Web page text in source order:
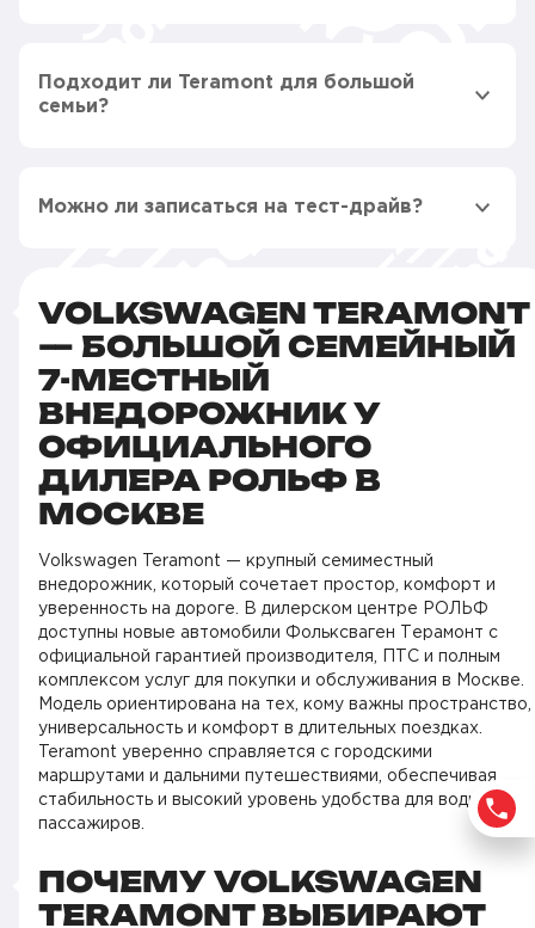
Подходит ли Teramont для большой
семьи?
Можно ли записаться на тест-драйв?
VOLKSWAGEN TERAMONT
— БОЛЬШОЙ СЕМЕЙНЫЙ
7-МЕСТНЫЙ
ВНЕДОРОЖНИК У
ОФИЦИАЛЬНОГО
ДИЛЕРА РОЛЬФ В
МОСКВЕ
Volkswagen Teramont — крупный семиместный
внедорожник, который сочетает простор, комфорт и
уверенность на дороге. В дилерском центре РОЛЬФ
доступны новые автомобили Фольксваген Терамонт с
официальной гарантией производителя, ПТС и полным
комплексом услуг для покупки и обслуживания в Москве.
Модель ориентирована на тех, кому важны пространство,
универсальность и комфорт в длительных поездках.
Teramont уверенно справляется с городскими
маршрутами и дальними путешествиями, обеспечивая
стабильность и высокий уровень удобства для водителя и
пассажиров.
ПОЧЕМУ VOLKSWAGEN
TERAMONT ВЫБИРАЮТ